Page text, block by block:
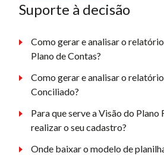
Suporte à decisão
Como gerar e analisar o
Plano de Contas?
Como gerar e analisar o
Conciliado?
Para que serve a Visão do Plano
realizar o seu cadastro?
Onde baixar o modelo de